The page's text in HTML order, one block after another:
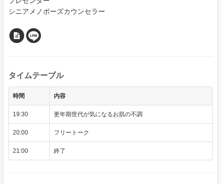
シニアメノポーズカウンセラー
タイムテーブル
時間 内容
19:30 更年期世代が気になるお肌の不調
20:00 フリートーク
21:00 終了